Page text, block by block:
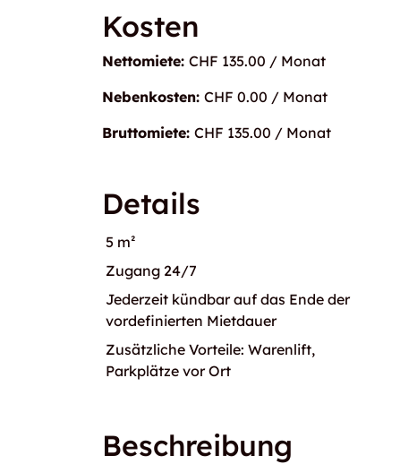
Kosten
Nettomiete: CHF 135.00 / Monat
Nebenkosten: CHF 0.00 / Monat
Bruttomiete: CHF 135.00 / Monat
Details
5 m²
Zugang 24/7
Jederzeit kündbar auf das Ende der
vordefinierten Mietdauer
Zusätzliche Vorteile: Warenlift,
Parkplätze vor Ort
Beschreibung